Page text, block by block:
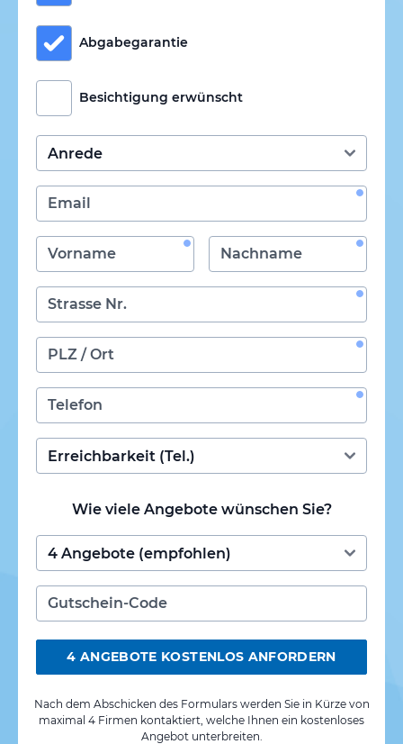
Abgabegarantie
Besichtigung erwünscht
Wie viele Angebote wünschen Sie?
4 ANGEBOTE KOSTENLOS ANFORDERN
Nach dem Abschicken des Formulars werden Sie in Kürze von
maximal 4 Firmen kontaktiert, welche Ihnen ein kostenloses
Angebot unterbreiten.